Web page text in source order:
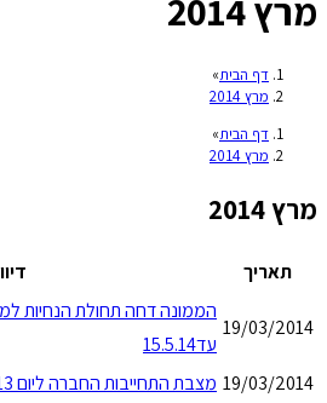
מרץ 2014
דף הבית»
מרץ 2014
דף הבית»
מרץ 2014
מרץ 2014
תאריך
19/03/2014
הממונה דחה תחולת הנחיות
עד15.5.14
19/03/2014 מצבת התחייבות החברה ליום 31.12.13, לפי מועדי פרעון